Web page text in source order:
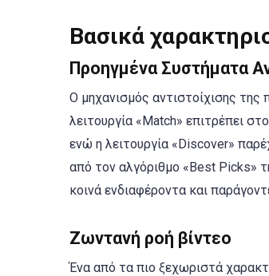
Βασικά
Προηγμένα Συστήματα
Ο μηχανισμός αντιστοίχισης
λειτουργία «Match» επιτρέπει
ενώ η λειτουργία «Discover»
από τον αλγόριθμο «Best Picks»
κοινά ενδιαφέροντα και
Ζωντανή ροή βίντεο
Ένα από τα πιο ξεχωριστά